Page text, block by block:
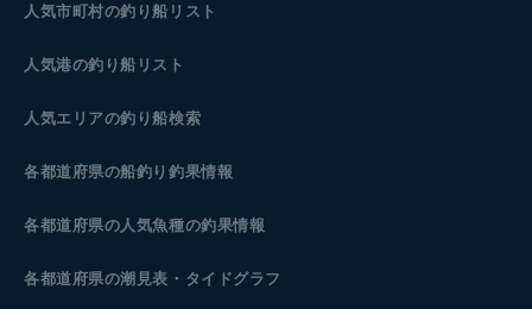
人気市町村の釣り船リスト
人気港の釣り船リスト
人気エリアの釣り船検索
各都道府県の船釣り釣果情報
各都道府県の人気魚種の釣果情報
各都道府県の潮見表 ・タイドグラフ